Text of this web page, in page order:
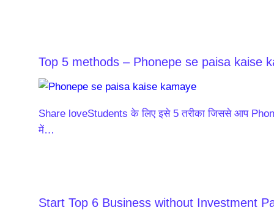
Top 5 methods – Phonepe se paisa kaise
Share loveStudents के लिए इसे 5 तरीका जिससे आप
में…
Start Top 6 Business without Investment